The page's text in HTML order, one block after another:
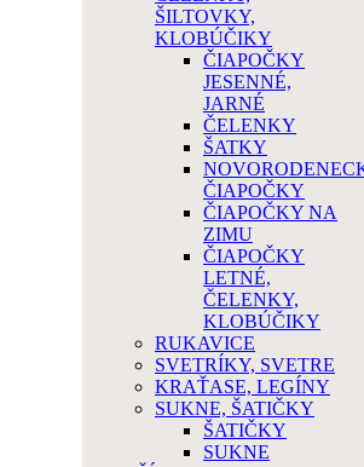
ŠILTOVKY,
KLOBÚČIKY
ČIAPOČKY
JESENNÉ,
JARNÉ
ČELENKY
ŠATKY
ČIAPOČKY
ČIAPOČKY NA
ZIMU
ČIAPOČKY
LETNÉ,
ČELENKY,
KLOBÚČIKY
RUKAVICE
SVETRÍKY, SVETRE
KRAŤASE, LEGÍNY
SUKNE, ŠATIČKY
ŠATIČKY
SUKNE